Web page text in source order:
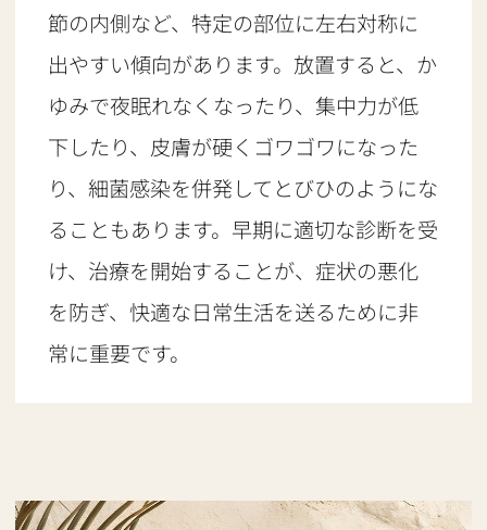
節の内側など、特定の部位に左右対称に
出やすい傾向があります。放置すると、か
ゆみで夜眠れなくなったり、集中力が低
下したり、皮膚が硬くゴワゴワになった
り、細菌感染を併発してとびひのようにな
ることもあります。早期に適切な診断を受
け、治療を開始することが、症状の悪化
を防ぎ、快適な日常生活を送るために非
常に重要です。